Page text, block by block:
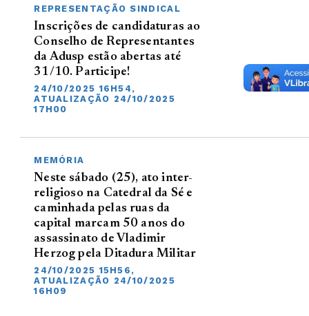
REPRESENTAÇÃO SINDICAL
Inscrições de candidaturas ao
Conselho de Representantes
da Adusp estão abertas até
31/10. Participe!
24/10/2025 16H54,
ATUALIZAÇÃO 24/10/2025
17H00
MEMÓRIA
Neste sábado (25), ato inter-
religioso na Catedral da Sé e
caminhada pelas ruas da
capital marcam 50 anos do
assassinato de Vladimir
Herzog pela Ditadura Militar
24/10/2025 15H56,
ATUALIZAÇÃO 24/10/2025
16H09